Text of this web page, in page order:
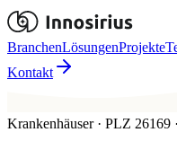
BranchenLösungenProjekte
Kontakt
Krankenhäuser · PLZ 26169